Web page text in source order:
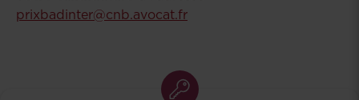
prixbadinter@cnb.avocat.fr